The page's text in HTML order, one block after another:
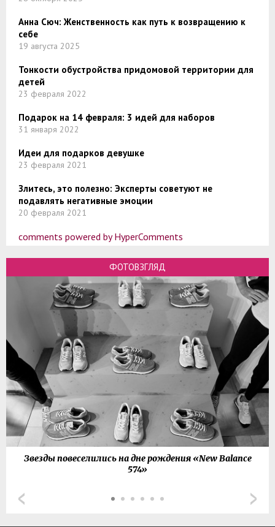
Анна Сюч: Женственность как путь к возвращению к
себе
19 августа 2025
Тонкости обустройства придомовой территории для
детей
23 февраля 2022
Подарок на 14 февраля: 3 идей для наборов
31 января 2022
Идеи для подарков девушке
23 февраля 2021
Злитесь, это полезно: Эксперты советуют не
подавлять негативные эмоции
20 февраля 2021
comments powered by HyperComments
ФОТОВЗГЛЯД
Звезды повеселились на дне рождения «New Balance
574»